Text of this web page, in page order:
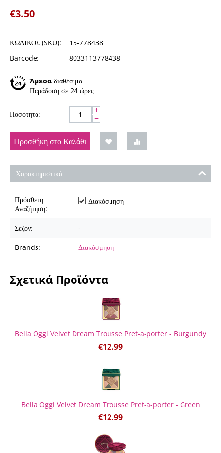
€3.50
ΚΩΔΙΚΟΣ (SKU):
15-778438
Barcode:
8033113778438
Άμεσα διαθέσιμο
Παράδοση σε 24 ώρες
Ποσότητα: +
−
Προσθήκη στο Καλάθι
Χαρακτηριστικά
Πρόσθετη
Αναζήτηση:
Διακόσμηση
Σεζόν: -
Brands: Διακόσμηση
Σχετικά Προϊόντα
Bella Oggi Velvet Dream Trousse Pret-a-porter - Burgundy
€12.99
Bella Oggi Velvet Dream Trousse Pret-a-porter - Green
€12.99